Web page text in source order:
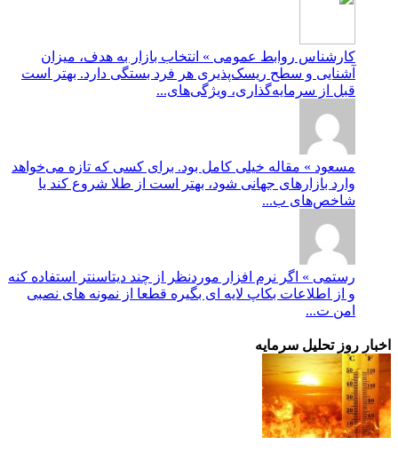
کارشناس روابط عمومی » انتخاب بازار به هدف، میزان
آشنایی و سطح ریسک‌پذیری هر فرد بستگی دارد. بهتر است
قبل از سرمایه‌گذاری، ویژگی‌های...
مسعود » مقاله خیلی کامل بود. برای کسی که تازه می‌خواهد
وارد بازارهای جهانی شود، بهتر است از طلا شروع کند یا
شاخص‌های ب...
رستمی » اگر نرم افزار موردنظر از چند دیتاسنتر استفاده کنه
و از اطلاعات بکاپ لایه ای بگیره قطعا از نمونه های نصبی
امن ت...
اخبار روز تحلیل سرمایه